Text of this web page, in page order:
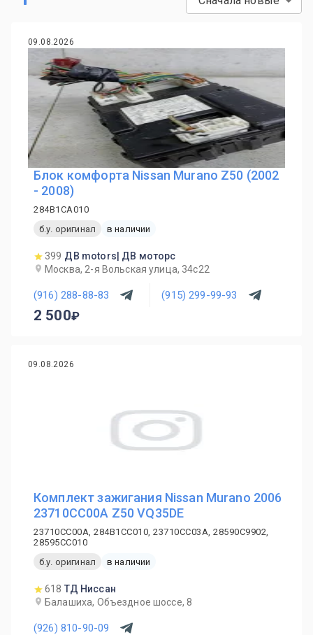
09.08.2026
Блок комфорта Nissan Murano Z50 (2002
- 2008)
284B1CA010
б.у. оригинал
в наличии
399 ДВ motors| ДВ моторс
Москва, 2-я Вольская улица, 34с22
(916) 288-88-83 (915) 299-99-93
2 500
09.08.2026
Комплект зажигания Nissan Murano 2006
23710CC00A Z50 VQ35DE
23710CC00A, 284B1CC010, 23710CC03A, 28590C9902,
28595CC010
б.у. оригинал
в наличии
618 ТД Ниссан
Балашиха, Объездное шоссе, 8
(926) 810-90-09